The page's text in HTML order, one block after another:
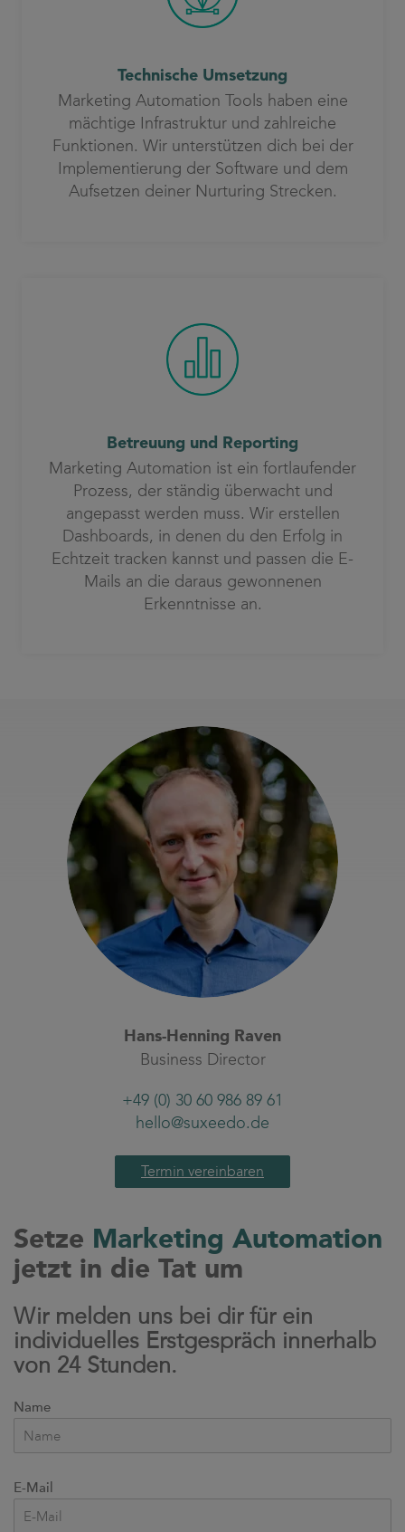
Technische Umsetzung
Marketing Automation Tools haben eine
mächtige Infrastruktur und zahlreiche
Funktionen. Wir unterstützen dich bei der
Implementierung der Software und dem
Aufsetzen deiner Nurturing Strecken.
Betreuung und Reporting
Marketing Automation ist ein fortlaufender
Prozess, der ständig überwacht und
angepasst werden muss. Wir erstellen
Dashboards, in denen du den Erfolg in
Echtzeit tracken kannst und passen die E-
Mails an die daraus gewonnenen
Erkenntnisse an.
Hans-Henning Raven
Business Director
+49 (0) 30 60 986 89 61
hello@suxeedo.de
Termin vereinbaren
Setze Marketing Automation
jetzt in die Tat um
Wir melden uns bei dir für ein
individuelles Erstgespräch innerhalb
von 24 Stunden.
Name
E-Mail